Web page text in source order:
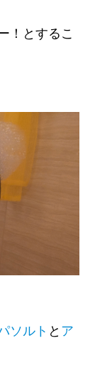
！とするこ
ソルト と ア